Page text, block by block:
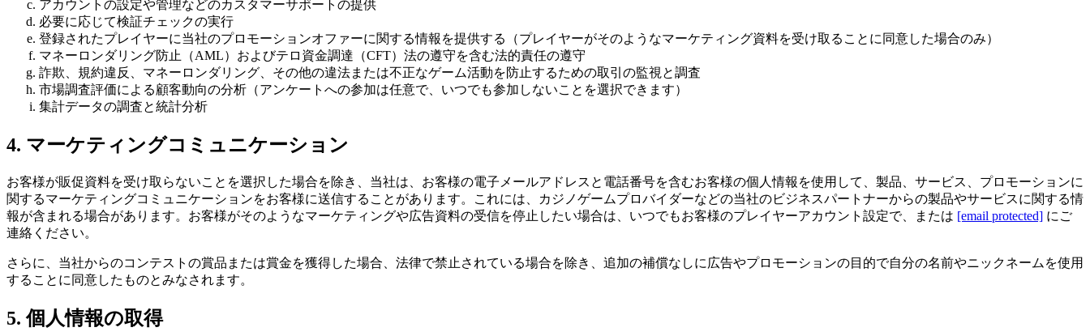
アカウントの設定や管理などのカスタマーサポートの提供
必要に応じて検証チェックの実行
登録されたプレイヤーに当社のプロモーションオファーに関する情報を提供する（プレイヤーがそのようなマーケティング資料を受け取ることに同意した場合のみ）
マネーロンダリング防止（AML）およびテロ資金調達（CFT）法の遵守を含む法的責任の遵守
詐欺、規約違反、マネーロンダリング、その他の違法または不正なゲーム活動を防止するための取引の監視と調査
市場調査評価による顧客動向の分析（アンケートへの参加は任意で、いつでも参加しないことを選択できます）
集計データの調査と統計分析
4. マーケティングコミュニケーション
お客様が販促資料を受け取らないことを選択した場合を除き、当社は、お客様の電子メールアドレスと電話番号を含むお客様の個人情報を使用して、製品、サービス、プロモーションに
関するマーケティングコミュニケーションをお客様に送信することがあります。これには、カジノゲームプロバイダーなどの当社のビジネスパートナーからの製品やサービスに関する情
報が含まれる場合があります。お客様がそのようなマーケティングや広告資料の受信を停止したい場合は、いつでもお客様のプレイヤーアカウント設定で、または [email protected] にご
連絡ください。
さらに、当社からのコンテストの賞品または賞金を獲得した場合、法律で禁止されている場合を除き、追加の補償なしに広告やプロモーションの目的で自分の名前やニックネームを使用
することに同意したものとみなされます。
5. 個人情報の取得